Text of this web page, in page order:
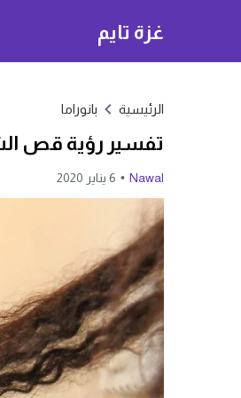
غزة تايم
الرئيسية بانوراما
تفسير رؤية قص
Nawal 6 يناير 2020